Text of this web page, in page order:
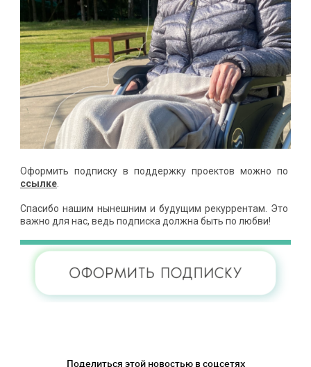
Оформить подписку в поддержку проектов можно по
ссылке
Спасибо нашим нынешним и будущим рекуррентам. Это
важно для нас, ведь подписка должна быть по любви!
Поделиться этой новостью в соцсетях